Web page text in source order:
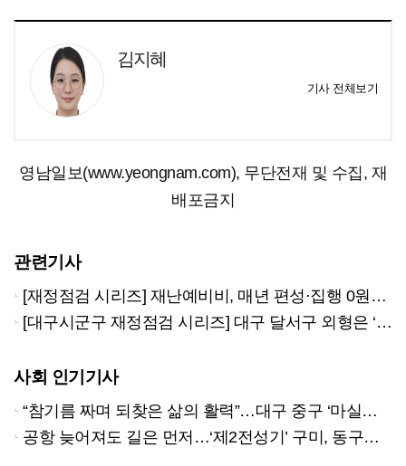
김지혜
기사 전체보기
영남일보(www.yeongnam.com), 무단전재 및 수집, 재
배포금지
관련기사
[재정점검 시리즈] 재난예비비, 매년 편성·집행 0원… 안 쓰는 안전예산, 어디로 가나
[대구시군구 재정점검 시리즈] 대구 달서구 외형은 ‘예산 1조 시대’, 속을 들여다 보니…
사회 인기기사
“참기름 짜며 되찾은 삶의 활력”…대구 중구 ‘마실방앗간’ 어르신들의 인생 2막
공항 늦어져도 길은 먼저…‘제2전성기’ 구미, 동구미역 더 절실